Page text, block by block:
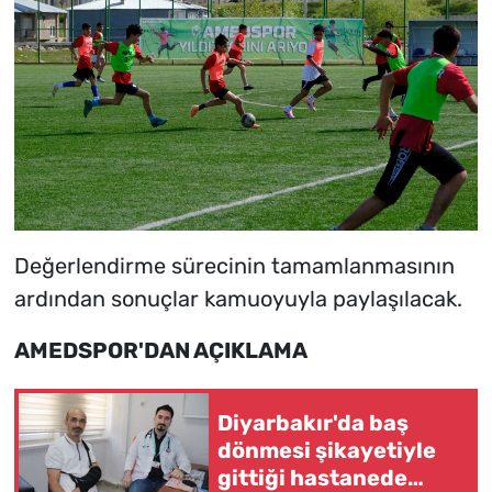
Değerlendirme sürecinin tamamlanmasının
ardından sonuçlar kamuoyuyla paylaşılacak.
AMEDSPOR'DAN AÇIKLAMA
Diyarbakır'da baş
dönmesi şikayetiyle
gittiği hastanede